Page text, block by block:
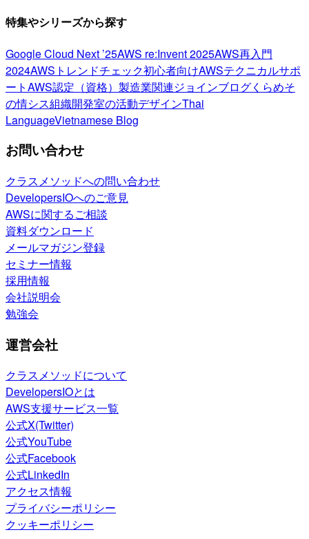
特集やシリーズから探す
Google Cloud Next ’25AWS re:Invent 2025AWS再入門
2024AWSトレンドチェック初心者向けAWSテクニカルサポ
ートAWS認定（資格） 製造業関連ジョインブログくらめそ
の情シス組織開発室の活動デザインThai
LanguageVietnamese Blog
お問い合わせ
クラスメソッドへの問い合わせ
DevelopersIOへのご意見
AWSに関するご相談
資料ダウンロード
メールマガジン登録
セミナー情報
採用情報
会社説明会
勉強会
運営会社
クラスメソッドについて
DevelopersIOとは
AWS支援サービス一覧
公式X(Twitter)
公式YouTube
公式Facebook
公式LinkedIn
アクセス情報
プライバシーポリシー
クッキーポリシー